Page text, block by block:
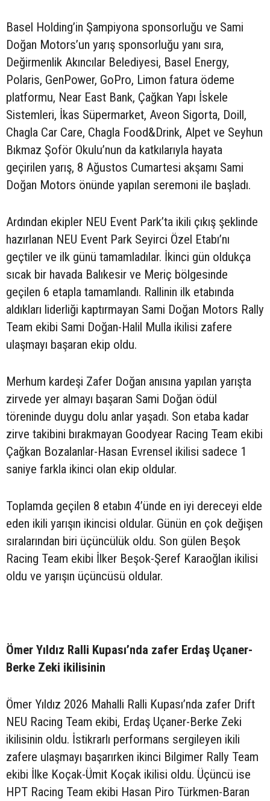
Basel Holding’in Şampiyona sponsorluğu ve Sami
Doğan Motors’un yarış sponsorluğu yanı sıra,
Değirmenlik Akıncılar Belediyesi, Basel Energy,
Polaris, GenPower, GoPro, Limon fatura ödeme
platformu, Near East Bank, Çağkan Yapı İskele
Sistemleri, İkas Süpermarket, Aveon Sigorta, Doill,
Chagla Car Care, Chagla Food&Drink, Alpet ve Seyhun
Bıkmaz Şoför Okulu’nun da katkılarıyla hayata
geçirilen yarış, 8 Ağustos Cumartesi akşamı Sami
Doğan Motors önünde yapılan seremoni ile başladı.
Ardından ekipler NEU Event Park’ta ikili çıkış şeklinde
hazırlanan NEU Event Park Seyirci Özel Etabı’nı
geçtiler ve ilk günü tamamladılar. İkinci gün oldukça
sıcak bir havada Balıkesir ve Meriç bölgesinde
geçilen 6 etapla tamamlandı. Rallinin ilk etabında
aldıkları liderliği kaptırmayan Sami Doğan Motors Rally
Team ekibi Sami Doğan-Halil Mulla ikilisi zafere
ulaşmayı başaran ekip oldu.
Merhum kardeşi Zafer Doğan anısına yapılan yarışta
zirvede yer almayı başaran Sami Doğan ödül
töreninde duygu dolu anlar yaşadı. Son etaba kadar
zirve takibini bırakmayan Goodyear Racing Team ekibi
Çağkan Bozalanlar-Hasan Evrensel ikilisi sadece 1
saniye farkla ikinci olan ekip oldular.
Toplamda geçilen 8 etabın 4’ünde en iyi dereceyi elde
eden ikili yarışın ikincisi oldular. Günün en çok değişen
sıralarından biri üçüncülük oldu. Son gülen Beşok
Racing Team ekibi İlker Beşok-Şeref Karaoğlan ikilisi
oldu ve yarışın üçüncüsü oldular.
Ömer Yıldız Ralli Kupası’nda zafer Erdaş Uçaner-
Berke Zeki ikilisinin
Ömer Yıldız 2026 Mahalli Ralli Kupası’nda zafer Drift
NEU Racing Team ekibi, Erdaş Uçaner-Berke Zeki
ikilisinin oldu. İstikrarlı performans sergileyen ikili
zafere ulaşmayı başarırken ikinci Bilgimer Rally Team
ekibi İlke Koçak-Ümit Koçak ikilisi oldu. Üçüncü ise
HPT Racing Team ekibi Hasan Piro Türkmen-Baran